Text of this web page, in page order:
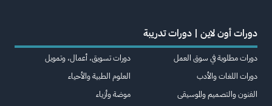
دورات أون لاين | دورات تدريبة
دورات مطلوبة في سوق العمل
دورات اللغات والأدب
الفنون والتصميم والموسيقى
دورات تسويق، أعمال، وتمويل
العلوم الطبية والأحياء
موضة وأزياء